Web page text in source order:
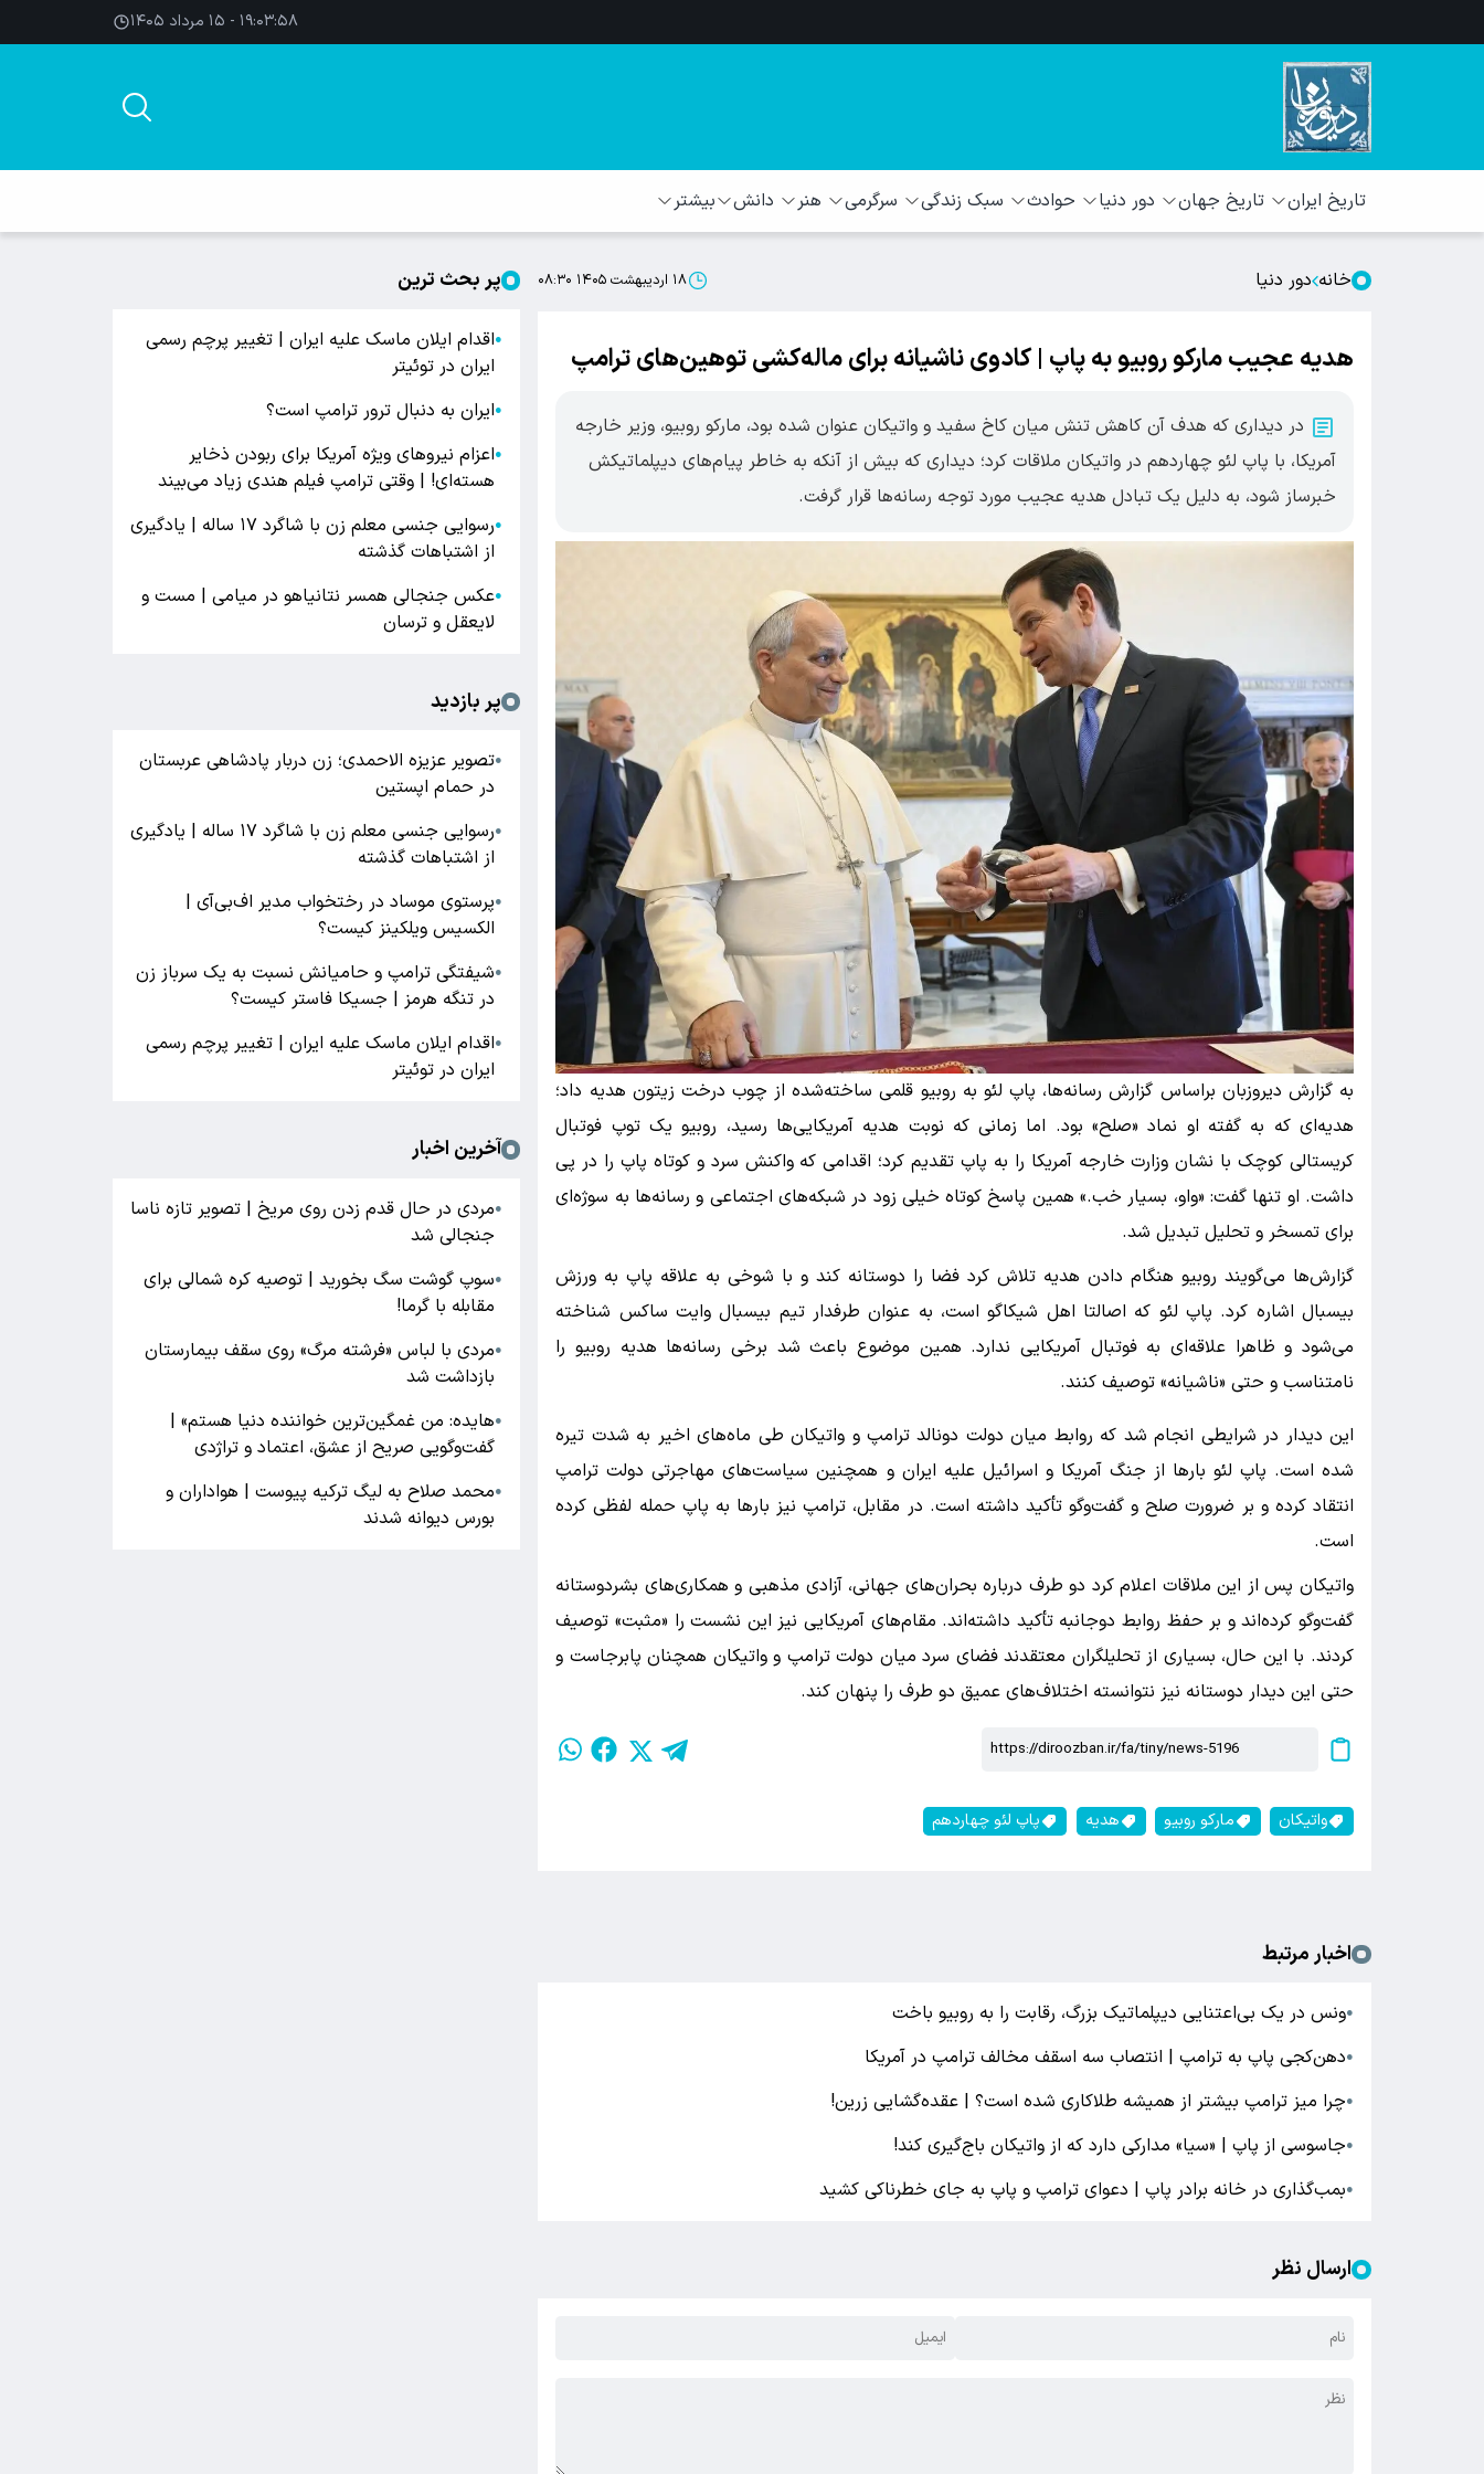
۱۹:۰۳:۵۹ - ۱۵ مرداد ۱۴۰۵
تاریخ ایران تاریخ جهان دور دنیا حوادث سبک زندگی سرگرمی هنر دانش بیشتر
خانه دور دنیا ۱۸ اردیبهشت ۱۴۰۵ ۰۸:۳۰
هدیه عجیب مارکو روبیو به پاپ | کادوی ناشیانه برای ماله‌کشی توهین‌های ترامپ
در دیداری که هدف آن کاهش تنش میان کاخ سفید و واتیکان عنوان شده بود، مارکو روبیو، وزیر خارجه
آمریکا، با پاپ لئو چهاردهم در واتیکان ملاقات کرد؛ دیداری که بیش از آنکه به خاطر پیام‌های دیپلماتیکش
خبرساز شود، به دلیل یک تبادل هدیه عجیب مورد توجه رسانه‌ها قرار گرفت.
به گزارش دیروزبان براساس گزارش رسانه‌ها، پاپ لئو به روبیو قلمی ساخته‌شده از چوب درخت زیتون هدیه داد؛
هدیه‌ای که به گفته او نماد «صلح» بود. اما زمانی که نوبت هدیه آمریکایی‌ها رسید، روبیو یک توپ فوتبال
کریستالی کوچک با نشان وزارت خارجه آمریکا را به پاپ تقدیم کرد؛ اقدامی که واکنش سرد و کوتاه پاپ را در پی
داشت. او تنها گفت: «واو، بسیار خب.» همین پاسخ کوتاه خیلی زود در شبکه‌های اجتماعی و رسانه‌ها به سوژه‌ای
برای تمسخر و تحلیل تبدیل شد.
گزارش‌ها می‌گویند روبیو هنگام دادن هدیه تلاش کرد فضا را دوستانه کند و با شوخی به علاقه پاپ به ورزش
بیسبال اشاره کرد. پاپ لئو که اصالتا اهل شیکاگو است، به عنوان طرفدار تیم بیسبال وایت ساکس شناخته
می‌شود و ظاهرا علاقه‌ای به فوتبال آمریکایی ندارد. همین موضوع باعث شد برخی رسانه‌ها هدیه روبیو را
نامتناسب و حتی «ناشیانه» توصیف کنند.
این دیدار در شرایطی انجام شد که روابط میان دولت دونالد ترامپ و واتیکان طی ماه‌های اخیر به شدت تیره
شده است. پاپ لئو بارها از جنگ آمریکا و اسرائیل علیه ایران و همچنین سیاست‌های مهاجرتی دولت ترامپ
انتقاد کرده و بر ضرورت صلح و گفت‌وگو تأکید داشته است. در مقابل، ترامپ نیز بارها به پاپ حمله لفظی کرده
است.
واتیکان پس از این ملاقات اعلام کرد دو طرف درباره بحران‌های جهانی، آزادی مذهبی و همکاری‌های بشردوستانه
گفت‌وگو کرده‌اند و بر حفظ روابط دوجانبه تأکید داشته‌اند. مقام‌های آمریکایی نیز این نشست را «مثبت» توصیف
کردند. با این حال، بسیاری از تحلیلگران معتقدند فضای سرد میان دولت ترامپ و واتیکان همچنان پابرجاست و
حتی این دیدار دوستانه نیز نتوانسته اختلاف‌های عمیق دو طرف را پنهان کند.
واتیکان مارکو روبیو هدیه پاپ لئو چهاردهم
اخبار مرتبط
●ونس در یک بی‌اعتنایی دیپلماتیک بزرگ، رقابت را به روبیو باخت
●دهن‌کجی پاپ به ترامپ | انتصاب سه اسقف مخالف ترامپ در آمریکا
●چرا میز ترامپ بیشتر از همیشه طلاکاری شده است؟ | عقده‌گشایی زرین!
●جاسوسی از پاپ | «سیا» مدارکی دارد که از واتیکان باج‌گیری کند!
●بمب‌گذاری در خانه برادر پاپ | دعوای ترامپ و پاپ به جای خطرناکی کشید
ارسال نظر
پر بحث ترین
●اقدام ایلان ماسک علیه ایران | تغییر پرچم رسمی
ایران در توئیتر
●ایران به دنبال ترور ترامپ است؟
●اعزام نیروهای ویژه آمریکا برای ربودن ذخایر
هسته‌ای! | وقتی ترامپ فیلم هندی زیاد می‌بیند
●
رسوایی جنسی معلم زن با شاگرد ۱۷ ساله | یادگیری
از اشتباهات گذشته
●عکس جنجالی همسر نتانیاهو در میامی | مست و
لایعقل و ترسان
پر بازدید
●تصویر عزیزه الاحمدی؛ زن دربار پادشاهی عربستان
در حمام اپستین
●
رسوایی جنسی معلم زن با شاگرد ۱۷ ساله | یادگیری
از اشتباهات گذشته
●پرستوی موساد در رختخواب مدیر اف‌بی‌آی |
الکسیس ویلکینز کیست؟
●شیفتگی ترامپ و حامیانش نسبت به یک سرباز زن
در تنگه هرمز | جسیکا فاستر کیست؟
●اقدام ایلان ماسک علیه ایران | تغییر پرچم رسمی
ایران در توئیتر
آخرین اخبار
●مردی در حال قدم زدن روی مریخ | تصویر تازه ناسا
جنجالی شد
●سوپ گوشت سگ بخورید | توصیه کره شمالی برای
مقابله با گرما!
●مردی با لباس «فرشته مرگ» روی سقف بیمارستان
بازداشت شد
●هایده: من غمگین‌ترین خواننده دنیا هستم» |
گفت‌وگویی صریح از عشق، اعتماد و تراژدی
●محمد صلاح به لیگ ترکیه پیوست | هواداران و
بورس دیوانه شدند